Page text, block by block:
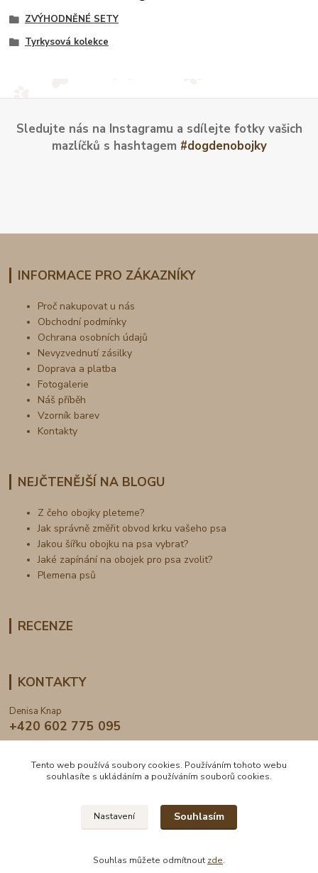
ZVÝHODNĚNÉ SETY
Tyrkysová kolekce
Sledujte nás na Instagramu a sdílejte fotky vašich
mazlíčků s hashtagem #dogdenobojky
INFORMACE PRO ZÁKAZNÍKY
Proč nakupovat u nás
Obchodní podmínky
Ochrana osobních údajů
Nevyzvednutí zásilky
Doprava a platba
Fotogalerie
Náš příběh
Vzorník barev
Kontakty
NEJČTENĚJŠÍ NA BLOGU
Z čeho obojky pleteme?
Jak správně změřit obvod krku vašeho psa
Jakou šířku obojku na psa vybrat?
Jaké zapínání na obojek pro psa zvolit?
Plemena psů
RECENZE
KONTAKTY
Denisa Knap
+420 602 775 095
2024 © DogDen.cz, všechna práva vyhrazena
Tento web používá soubory cookies. Používáním tohoto webu
souhlasíte s ukládáním a používáním souborů cookies.
Nastavení Souhlasím
Souhlas můžete odmítnout zde.